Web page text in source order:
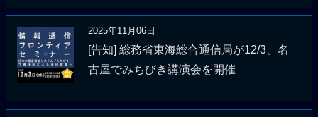
2025年11月06日
[告知] 総務省東海総合通信局が12/3、名
古屋でみちびき講演会を開催